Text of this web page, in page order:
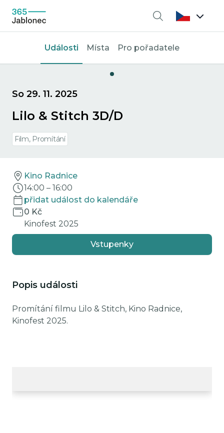
Vyhledávání
Události Místa Pro pořadatele
So 29. 11. 2025
Lilo & Stitch 3D/D
Film, Promítání
Kino Radnice
14:00 – 16:00
přidat událost do kalendáře
0 Kč
Kinofest 2025
Vstupenky
Popis události
Promítání filmu Lilo & Stitch, Kino Radnice,
Kinofest 2025.